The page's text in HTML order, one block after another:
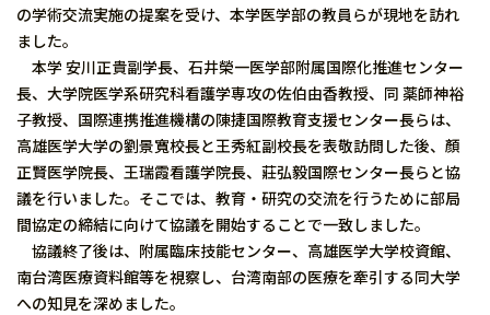
の学術交流実施の提案を受け、本学医学部の教員らが現地を訪れ
ました。
本学 安川正貴副学長、石井榮一医学部附属国際化推進センター
長、大学院医学系研究科看護学専攻の佐伯由香教授、同 薬師神裕
子教授、国際連携推進機構の陳捷国際教育支援センター長らは、
高雄医学大学の劉景寬校長と王秀紅副校長を表敬訪問した後、顏
正賢医学院長、王瑞霞看護学院長、莊弘毅国際センター長らと協
議を行いました。そこでは、教育・研究の交流を行うために部局
間協定の締結に向けて協議を開始することで一致しました。
協議終了後は、附属臨床技能センター、高雄医学大学校資館、
南台湾医療資料館等を視察し、台湾南部の医療を牽引する同大学
への知見を深めました。